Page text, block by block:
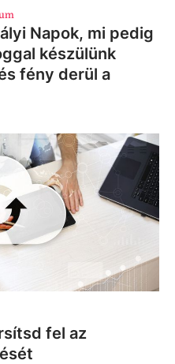
Napok, mi pedig
készülünk
fény derül a
fel az